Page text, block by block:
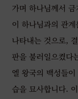
가며 하나님께서
이 하나님과의 관
나타내는 것으로,
판을 불러일으켰다
엘 왕국의 백성들
습을 묘사합니다.